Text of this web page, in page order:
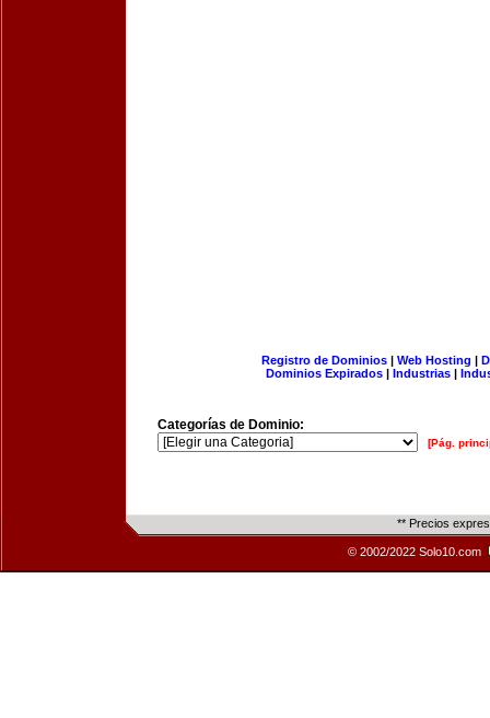
Registro de Dominios| Web Hosting |
Dominios Expirados | Industrias |
Categorías de Dominio:
[Pág.
** Precios
© 2002/2022 Solo10.com